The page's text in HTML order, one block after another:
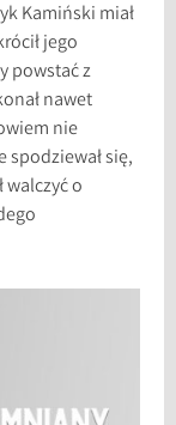
Kamiński miał
jego
powstać z
nawet
nie
spodziewał się,
o